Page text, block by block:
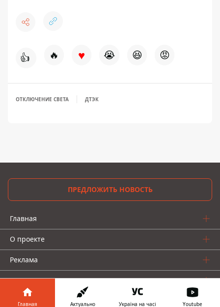
👍 🔥 ♥ 😭 😆 😡
ОТКЛЮЧЕНИЕ СВЕТА ДТЭК
ПРЕДЛОЖИТЬ НОВОСТЬ
Главная
О проекте
Реклама
О нас
Главная Актуально Україна на часі Youtube